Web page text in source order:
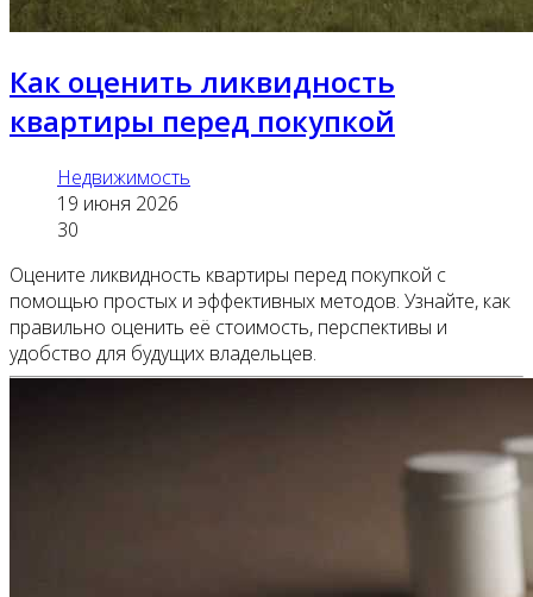
Как оценить ликвидность
квартиры перед покупкой
Недвижимость
19 июня 2026
30
Оцените ликвидность квартиры перед покупкой с
помощью простых и эффективных методов. Узнайте, как
правильно оценить её стоимость, перспективы и
удобство для будущих владельцев.